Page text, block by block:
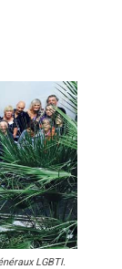
LGBTI.